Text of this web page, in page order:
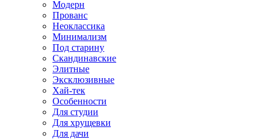
Модерн
Прованс
Неоклассика
Минимализм
Под старину
Скандинавские
Элитные
Эксклюзивные
Хай-тек
Особенности
Для студии
Для хрущевки
Для дачи